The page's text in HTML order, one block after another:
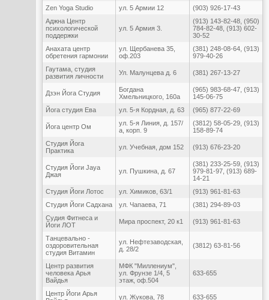
Zen Yoga Studio
ул. 5 Армии 12
(903) 926-17-43
Аджна Центр
психологической
поддержки
ул. 5 Армия 3.
(913) 143-82-48, (950)
784-82-48, (913) 602-
30-52
Анахата центр
обретения гармонии
ул. Щербанева 35,
оф.203
(381) 248-08-64, (913)
979-40-26
Гаутама, студия
развития личности
Ул. Малунцева д. 6 (381) 267-13-27
Дзэн Йога Студия
Богдана
Хмельницкого, 160а
(965) 983-68-47, (913)
145-06-75
Йога студия Ева
ул. 5-я Кордная, д. 63 (965) 877-22-69
Йога центр Ом
ул. 5-я Линия, д. 157/
а, корп. 9
(3812) 58-05-29, (913)
158-89-74
Студия Йога
Практика
ул. Учебная, дом 152 (913) 676-23-20
Студия Йоги Jaya
Джая
ул. Пушкина, д. 67
(381) 233-25-59, (913)
979-81-97, (913) 689-
14-21
Студия Йоги Лотос
ул. Химиков, 63/1
(913) 961-81-63
Студия Йоги Садхана
ул. Чапаева, 71
(381) 294-89-03
Судия Фитнеса и
Йоги ЛОТ
Мира проспект, 20 к1 (913) 961-81-63
Танцевально -
оздоровительная
студия Витамин
ул. Нефтезаводская,
д. 28/2
(3812) 63-81-56
Центр развития
человека Арья
Вайдья
МФК "Миллениум",
ул. Фрунзе 1/4, 5
этаж, оф.504
633-655
Центр Йоги Арья
ул. Жукова, 78 633-655